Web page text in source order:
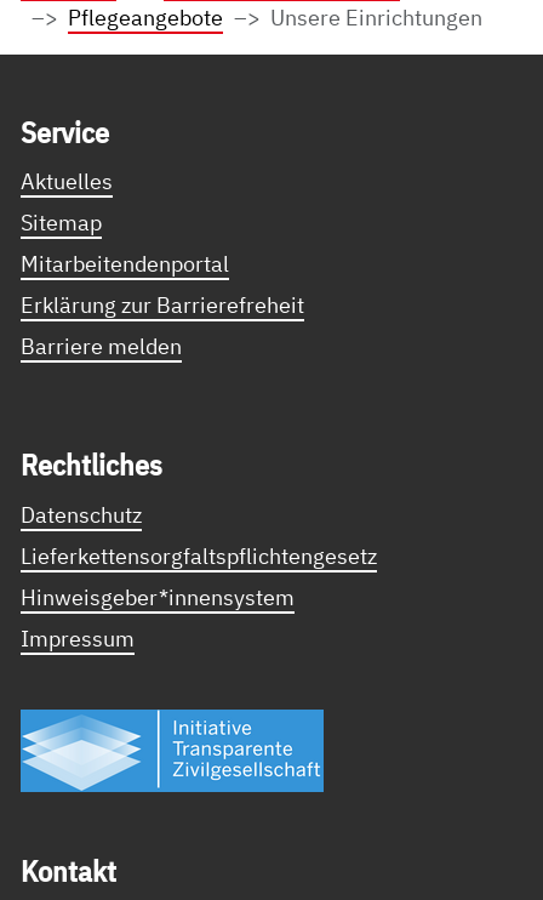
Pflegeangebote
Unsere Einrichtungen
Ser­vice
Aktuelles
Sitemap
Mitarbeitendenportal
Erklärung zur Barrierefreheit
Barriere melden
Recht­li­ches
Datenschutz
Lieferkettensorgfaltspflichtengesetz
Hinweisgeber*innensystem
Impressum
Kon­takt